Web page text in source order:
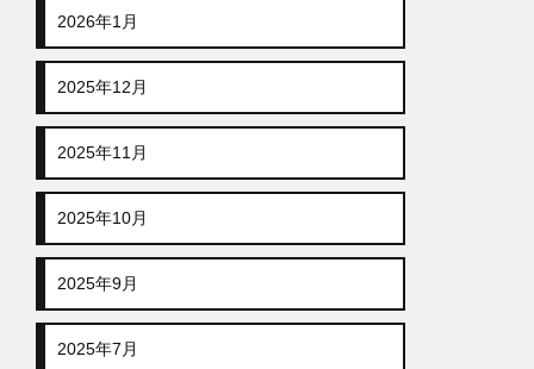
2026年1月
2025年12月
2025年11月
2025年10月
2025年9月
2025年7月